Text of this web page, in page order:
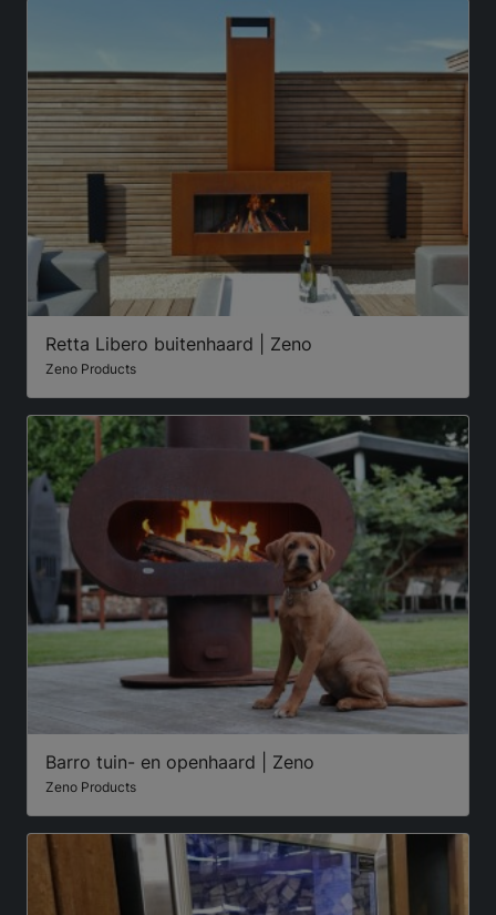
Retta Libero buitenhaard | Zeno
Zeno Products
Barro tuin- en openhaard | Zeno
Zeno Products